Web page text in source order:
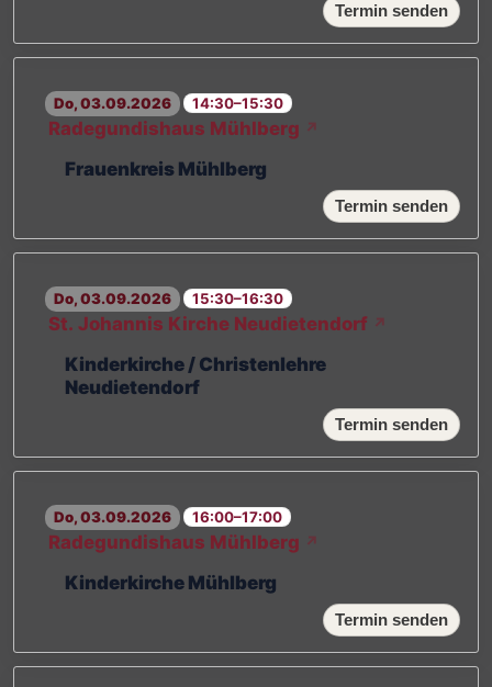
Termin senden
Do, 03.09.2026 14:30–15:30
Radegundishaus Mühlberg ↗
Frauenkreis Mühlberg
Termin senden
Do, 03.09.2026 15:30–16:30
St. Johannis Kirche Neudietendorf ↗
Kinderkirche / Christenlehre
Neudietendorf
Termin senden
Do, 03.09.2026 16:00–17:00
Radegundishaus Mühlberg ↗
Kinderkirche Mühlberg
Termin senden